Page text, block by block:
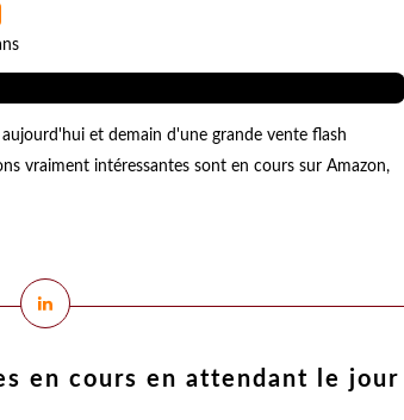
et demain d'une grande vente flash
vraiment intéressantes sont en cours sur Amazon,
en cours en attendant le jour